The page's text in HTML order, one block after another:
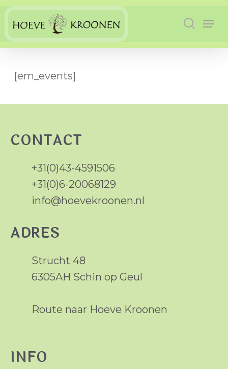
Skip
main
search
[em_events]
CONTACT
+31(0)43-4591506
+31(0)6-20068129
info@hoevekroonen.nl
ADRES
Strucht 48
6305AH Schin op Geul
Route naar Hoeve Kroonen
INFO